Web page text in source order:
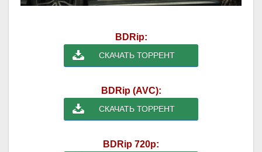
BDRip:
СКАЧАТЬ ТОРРЕНТ
BDRip (AVC):
СКАЧАТЬ ТОРРЕНТ
BDRip 720p: